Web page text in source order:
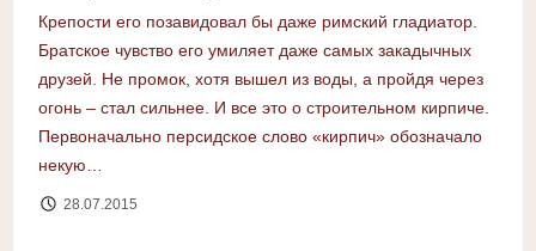
Крепости его позавидовал бы даже римский гладиатор.
Братское чувство его умиляет даже самых закадычных
друзей. Не промок, хотя вышел из воды, а пройдя через
огонь – стал сильнее. И все это о строительном кирпиче.
Первоначально персидское слово «кирпич» обозначало
некую…
28.07.2015